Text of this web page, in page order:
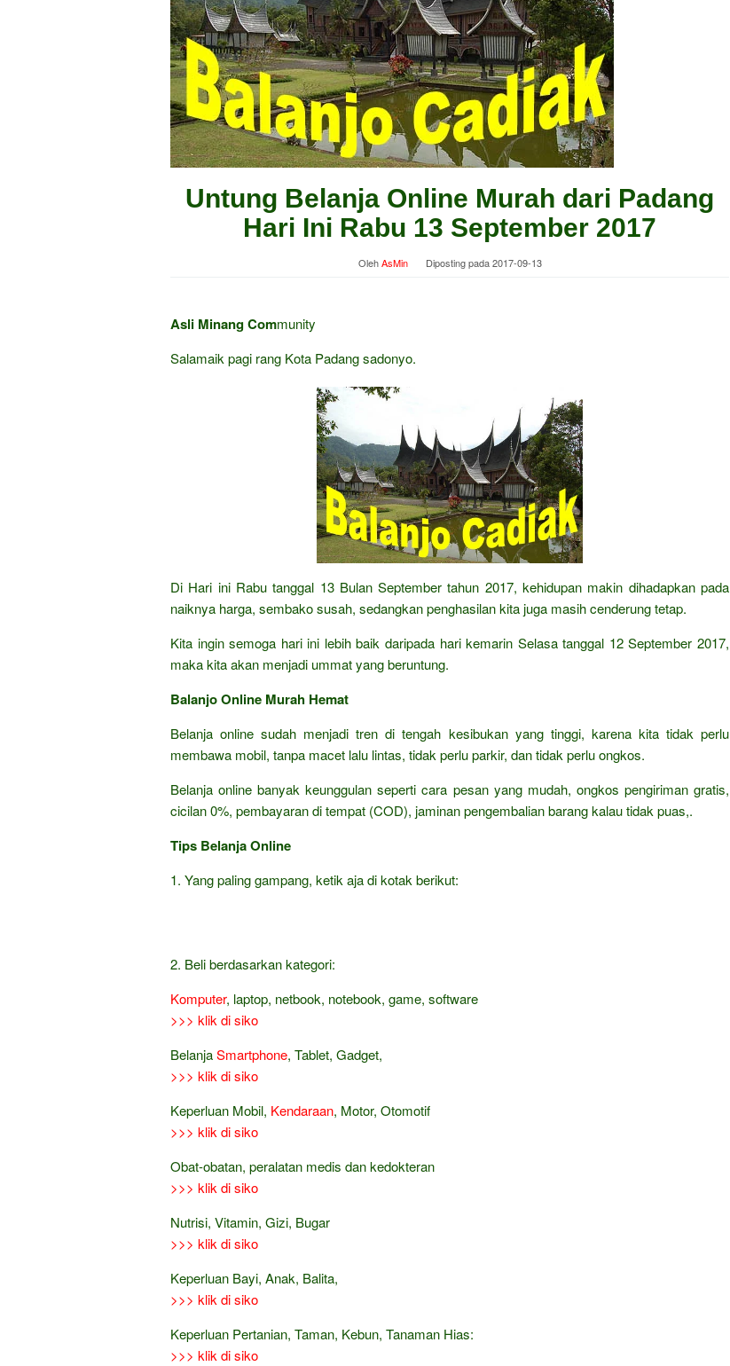
Untung Belanja Online Murah dari Padang
Hari Ini Rabu 13 September 2017
OlehAsMin Diposting pada2017-09-13
Asli Minang Community
Salamaik pagi rang Kota Padang sadonyo.
Di Hari ini Rabu tanggal 13 Bulan September tahun 2017, kehidupan makin dihadapkan pada
naiknya harga, sembako susah, sedangkan penghasilan kita juga masih cenderung tetap.
Kita ingin semoga hari ini lebih baik daripada hari kemarin Selasa tanggal 12 September 2017,
maka kita akan menjadi ummat yang beruntung.
Balanjo Online Murah Hemat
Belanja online sudah menjadi tren di tengah kesibukan yang tinggi, karena kita tidak perlu
membawa mobil, tanpa macet lalu lintas, tidak perlu parkir, dan tidak perlu ongkos.
Belanja online banyak keunggulan seperti cara pesan yang mudah, ongkos pengiriman gratis,
cicilan 0%, pembayaran di tempat (COD), jaminan pengembalian barang kalau tidak puas,.
Tips Belanja Online
1. Yang paling gampang, ketik aja di kotak berikut:
2. Beli berdasarkan kategori:
Komputer, laptop, netbook, notebook, game, software
>>> klik di siko
BelanjaSmartphone, Tablet, Gadget,
>>> klik di siko
Keperluan Mobil, Kendaraan, Motor, Otomotif
>>> klik di siko
Obat-obatan, peralatan medis dan kedokteran
>>> klik di siko
Nutrisi, Vitamin, Gizi, Bugar
>>> klik di siko
Keperluan Bayi, Anak, Balita,
>>> klik di siko
Keperluan Pertanian, Taman, Kebun, Tanaman Hias:
>>> klik di siko